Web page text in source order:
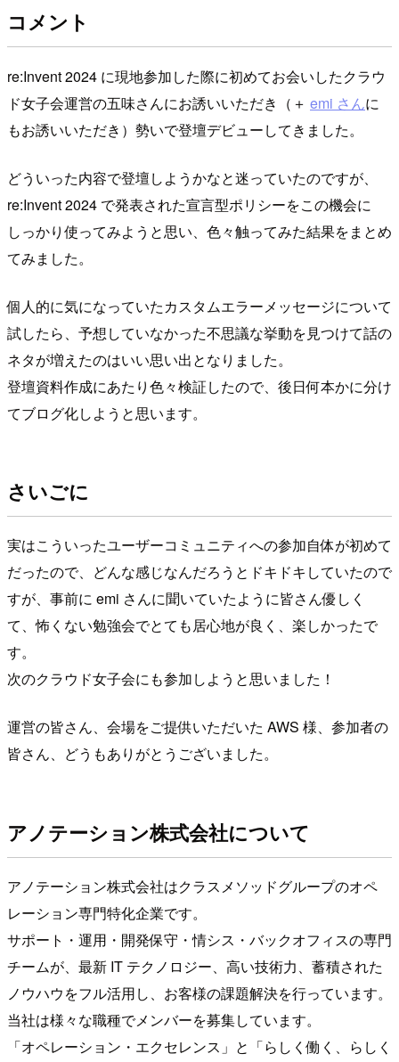
コメント
re:Invent 2024 に現地参加した際に初めてお会いしたクラウ
ド女子会運営の五味さんにお誘いいただき（＋ emi さんに
もお誘いいただき）勢いで登壇デビューしてきました。
どういった内容で登壇しようかなと迷っていたのですが、
re:Invent 2024 で発表された宣言型ポリシーをこの機会に
しっかり使ってみようと思い、色々触ってみた結果をまとめ
てみました。
個人的に気になっていたカスタムエラーメッセージについて
試したら、予想していなかった不思議な挙動を見つけて話の
ネタが増えたのはいい思い出となりました。
登壇資料作成にあたり色々検証したので、後日何本かに分け
てブログ化しようと思います。
さいごに
実はこういったユーザーコミュニティへの参加自体が初めて
だったので、どんな感じなんだろうとドキドキしていたので
すが、事前に emi さんに聞いていたように皆さん優しく
て、怖くない勉強会でとても居心地が良く、楽しかったで
す。
次のクラウド女子会にも参加しようと思いました！
運営の皆さん、会場をご提供いただいた AWS 様、参加者の
皆さん、どうもありがとうございました。
アノテーション株式会社について
アノテーション株式会社はクラスメソッドグループのオペ
レーション専門特化企業です。
サポート・運用・開発保守・情シス・バックオフィスの専門
チームが、最新 IT テクノロジー、高い技術力、蓄積された
ノウハウをフル活用し、お客様の課題解決を行っています。
当社は様々な職種でメンバーを募集しています。
「オペレーション・エクセレンス」と「らしく働く、らしく